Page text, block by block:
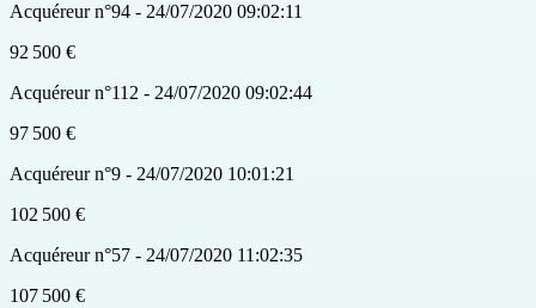
Acquéreur n°94 - 24/07/2020 09:02:11
92 500 €
Acquéreur n°112 - 24/07/2020 09:02:44
97 500 €
Acquéreur n°9 - 24/07/2020 10:01:21
102 500 €
Acquéreur n°57 - 24/07/2020 11:02:35
107 500 €